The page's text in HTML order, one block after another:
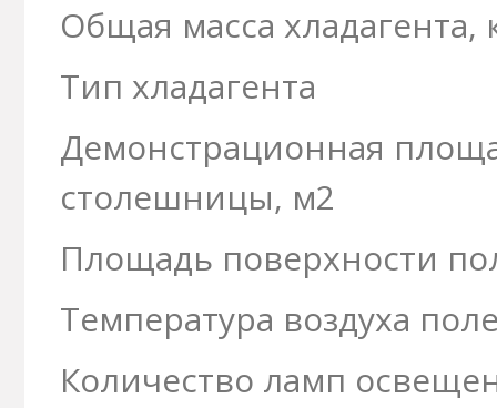
Общая масса хладагента,
Тип хладагента
Демонстрационная
столешницы, м2
Площадь поверхности
Температура воздуха
Количество ламп